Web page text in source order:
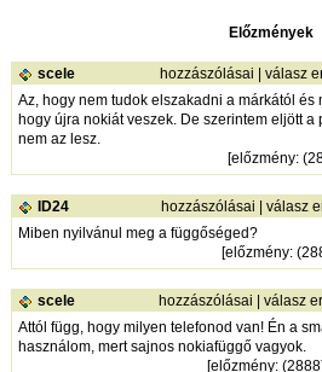
Előzmények
scele hozzászólásai válasz
Az, hogy nem tudok elszakadni a márkától és
hogy újra nokiát veszek. De szerintem eljött a
nem az lesz.
[előzmény:
ID24 hozzászólásai válasz
Miben nyilvánul meg a függőséged?
[előzmény:
scele hozzászólásai válasz
Attól függ, hogy milyen telefonod van! Én a
használom, mert sajnos nokiafüggő vagyok.
[előzmény: